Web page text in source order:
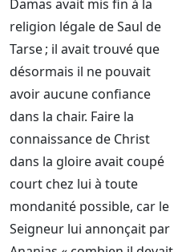
Damas avait mis fin à la
religion légale de Saul de
Tarse ; il avait trouvé que
désormais il ne pouvait
avoir aucune confiance
dans la chair. Faire la
connaissance de Christ
dans la gloire avait coupé
court chez lui à toute
mondanité possible, car le
Seigneur lui annonçait par